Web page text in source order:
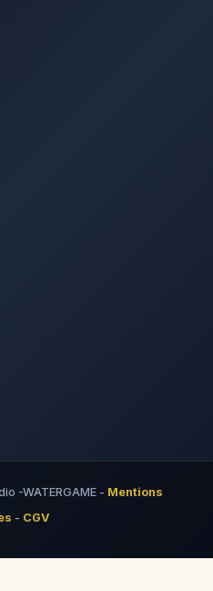
-WATERGAME - Mentions
- CGV